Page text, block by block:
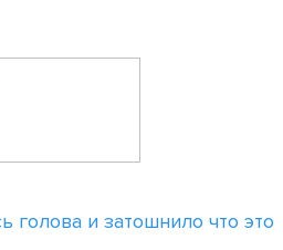
голова и затошнило что это